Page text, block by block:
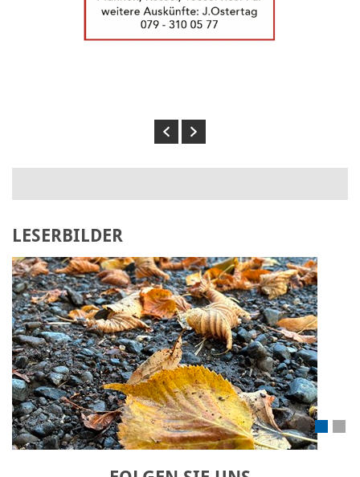
Previous
Next
LESERBILDER
Laden Sie Ihr eigenes Bild hoch